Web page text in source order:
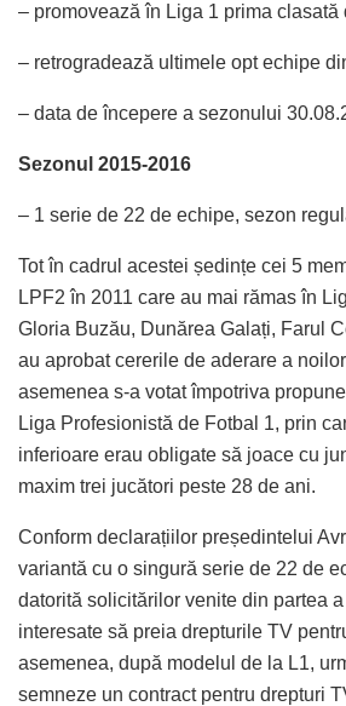
– promovează în Liga 1 prima clasată
– retrogradează ultimele opt echipe
– data de începere a sezonului
Sezonul 2015-2016
– 1 serie de 22 de echipe, sezon
Tot în cadrul acestei ședințe cei 5
LPF2 în 2011 care au mai rămas în
Gloria Buzău, Dunărea Galați, Farul
au aprobat cererile de aderare a
asemenea s-a votat împotriva
Liga Profesionistă de Fotbal 1, prin
inferioare erau obligate să joace cu
maxim trei jucători peste 28 de ani.
Conform declarațiilor președintelui
variantă cu o singură serie de 22 de
datorită solicitărilor venite din partea
interesate să preia drepturile TV
asemenea, după modelul de la L1,
semneze un contract pentru drepturi